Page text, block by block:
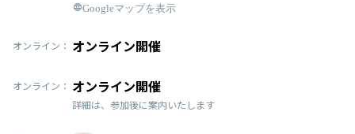
Googleマップを表示
オンライン： オンライン開催
オンライン： オンライン開催
詳細は、参加後に案内いたします